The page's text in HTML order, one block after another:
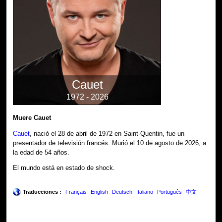
Cauet
1972 - 2026
Muere Cauet
Cauet , nació el 28 de abril de 1972 en Saint-Quentin, fue un
presentador de televisión francés. Murió el 10 de agosto de 2026, a
la edad de 54 años.
El mundo está en estado de shock.
Traducciones : Français English Deutsch Italiano Português 中文